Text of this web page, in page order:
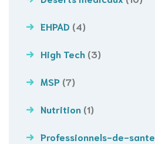
EHPAD (4)
High Tech (3)
MSP (7)
Nutrition (1)
Professionnels-de-sante